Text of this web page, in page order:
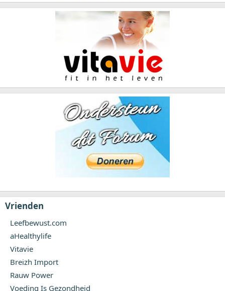
Vrienden
Leefbewust.com
aHealthylife
Vitavie
Breizh Import
Rauw Power
Voeding Is Gezondheid